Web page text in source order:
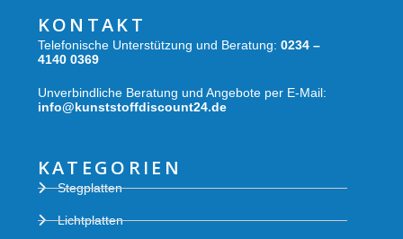
KONTAKT
Telefonische Unterstützung und Beratung: 0234 –
4140 0369
Unverbindliche Beratung und Angebote per E-Mail:
info@kunststoffdiscount24.de
KATEGORIEN
Stegplatten
Lichtplatten